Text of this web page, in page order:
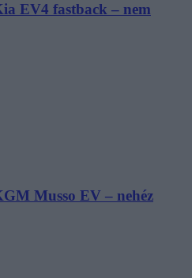
EV4 fastback – nem
Musso EV – nehéz